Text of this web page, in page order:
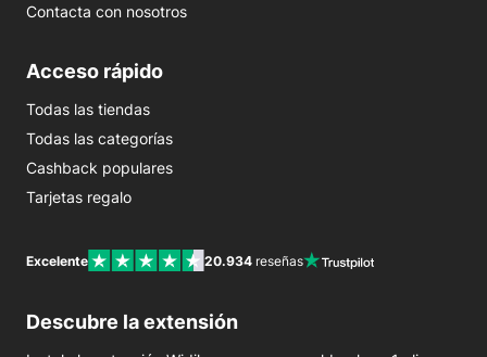
Contacta con nosotros
Acceso rápido
Todas las tiendas
Todas las categorías
Cashback populares
Tarjetas regalo
Excelente 20.934 reseñas
Descubre la extensión